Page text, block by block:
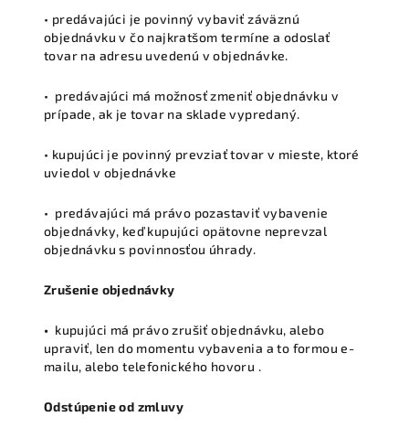
• predávajúci je povinný vybaviť záväznú
objednávku v čo najkratšom termíne a odoslať
tovar na adresu uvedenú v objednávke.
• predávajúci má možnosť zmeniť objednávku v
prípade, ak je tovar na sklade vypredaný.
• kupujúci je povinný prevziať tovar v mieste, ktoré
uviedol v objednávke
• predávajúci má právo pozastaviť vybavenie
objednávky, keď kupujúci opätovne neprevzal
objednávku s povinnosťou úhrady.
Zrušenie objednávky
• kupujúci má právo zrušiť objednávku, alebo
upraviť, len do momentu vybavenia a to formou e-
mailu, alebo telefonického hovoru .
Odstúpenie od zmluvy